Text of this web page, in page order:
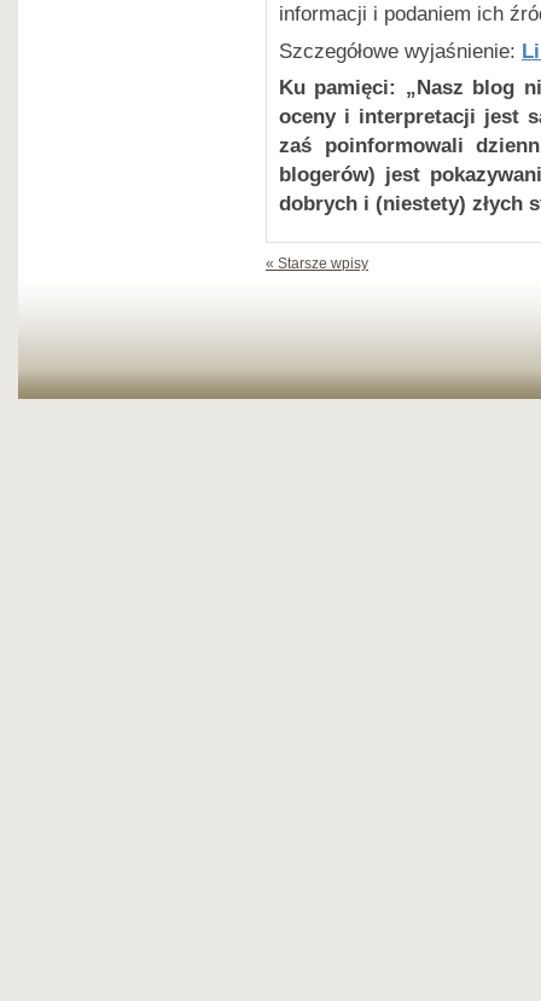
informacji i podaniem ich
Szczegółowe wyjaśnienie:
Ku pamięci: „Nasz blog
oceny i interpretacji jest
zaś poinformowali
blogerów) jest
dobrych i (niestety) złych
« Starsze wpisy